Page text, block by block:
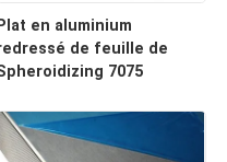
Plat en aluminium
de feuille de
7075